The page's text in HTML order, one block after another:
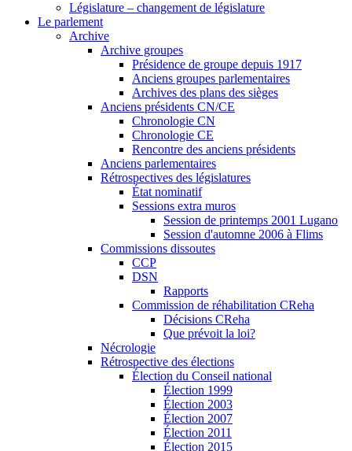
Législature – changement de législature
Le parlement
Archive
Archive groupes
Présidence de groupe depuis 1917
Anciens groupes parlementaires
Archives des plans des sièges
Anciens présidents CN/CE
Chronologie CN
Chronologie CE
Rencontre des anciens présidents
Anciens parlementaires
Rétrospectives des législatures
État nominatif
Sessions extra muros
Session de printemps 2001 Lugano
Session d'automne 2006 à Flims
Commissions dissoutes
CCP
DSN
Rapports
Commission de réhabilitation CReha
Décisions CReha
Que prévoit la loi?
Nécrologie
Rétrospective des élections
Élection du Conseil national
Élection 1999
Élection 2003
Élection 2007
Élection 2011
Élection 2015